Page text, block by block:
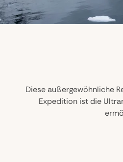
Diese außergewöhnliche
Expedition ist die